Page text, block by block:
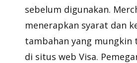
sebelum digunakan.
menerapkan syarat dan
tambahan yang
di situs web Visa.